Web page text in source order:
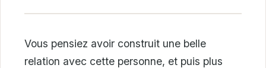
Vous pensiez avoir construit une belle
relation avec cette personne, et puis plus